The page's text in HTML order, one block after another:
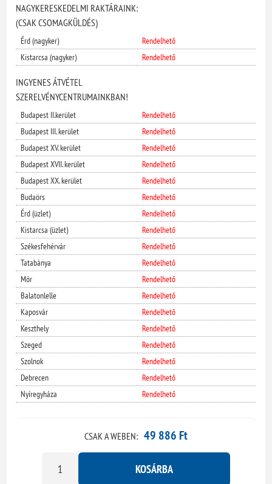
NAGYKERESKEDELMI RAKTÁRAINK:
(CSAK CSOMAGKÜLDÉS)
Érd (nagyker)
Rendelhető
Kistarcsa (nagyker)
Rendelhető
INGYENES ÁTVÉTEL
SZERELVÉNYCENTRUMAINKBAN!
Budapest II.kerület
Rendelhető
Budapest III. kerület
Rendelhető
Budapest XV. kerület
Rendelhető
Budapest XVII. kerület
Rendelhető
Budapest XX. kerület
Rendelhető
Budaörs
Rendelhető
Érd (üzlet)
Rendelhető
Kistarcsa (üzlet)
Rendelhető
Székesfehérvár
Rendelhető
Tatabánya
Rendelhető
Mór
Rendelhető
Balatonlelle
Rendelhető
Kaposvár
Rendelhető
Keszthely
Rendelhető
Szeged
Rendelhető
Szolnok
Rendelhető
Debrecen
Rendelhető
Nyíregyháza
Rendelhető
CSAK A WEBEN: 49 886 Ft
KOSÁRBA